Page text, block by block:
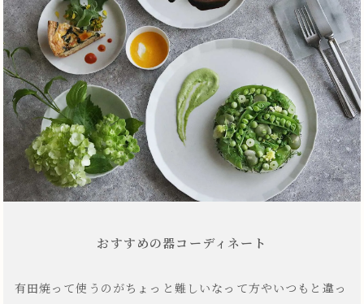
おすすめの器コーディネート
有田焼って使うのがちょっと難しいなって方やいつもと違っ